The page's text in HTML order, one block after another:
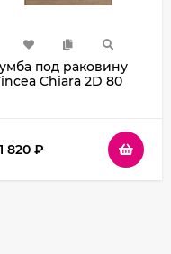
под раковину
Chiara 2D 80
820 ₽